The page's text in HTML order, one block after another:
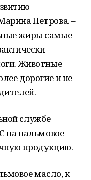
Петрова. –
жиры самые
Животные
дорогие и не
службе
на пальмовое
продукцию.
масло, к